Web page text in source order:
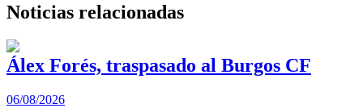
Noticias relacionadas
Álex Forés, traspasado al Burgos CF
06/08/2026